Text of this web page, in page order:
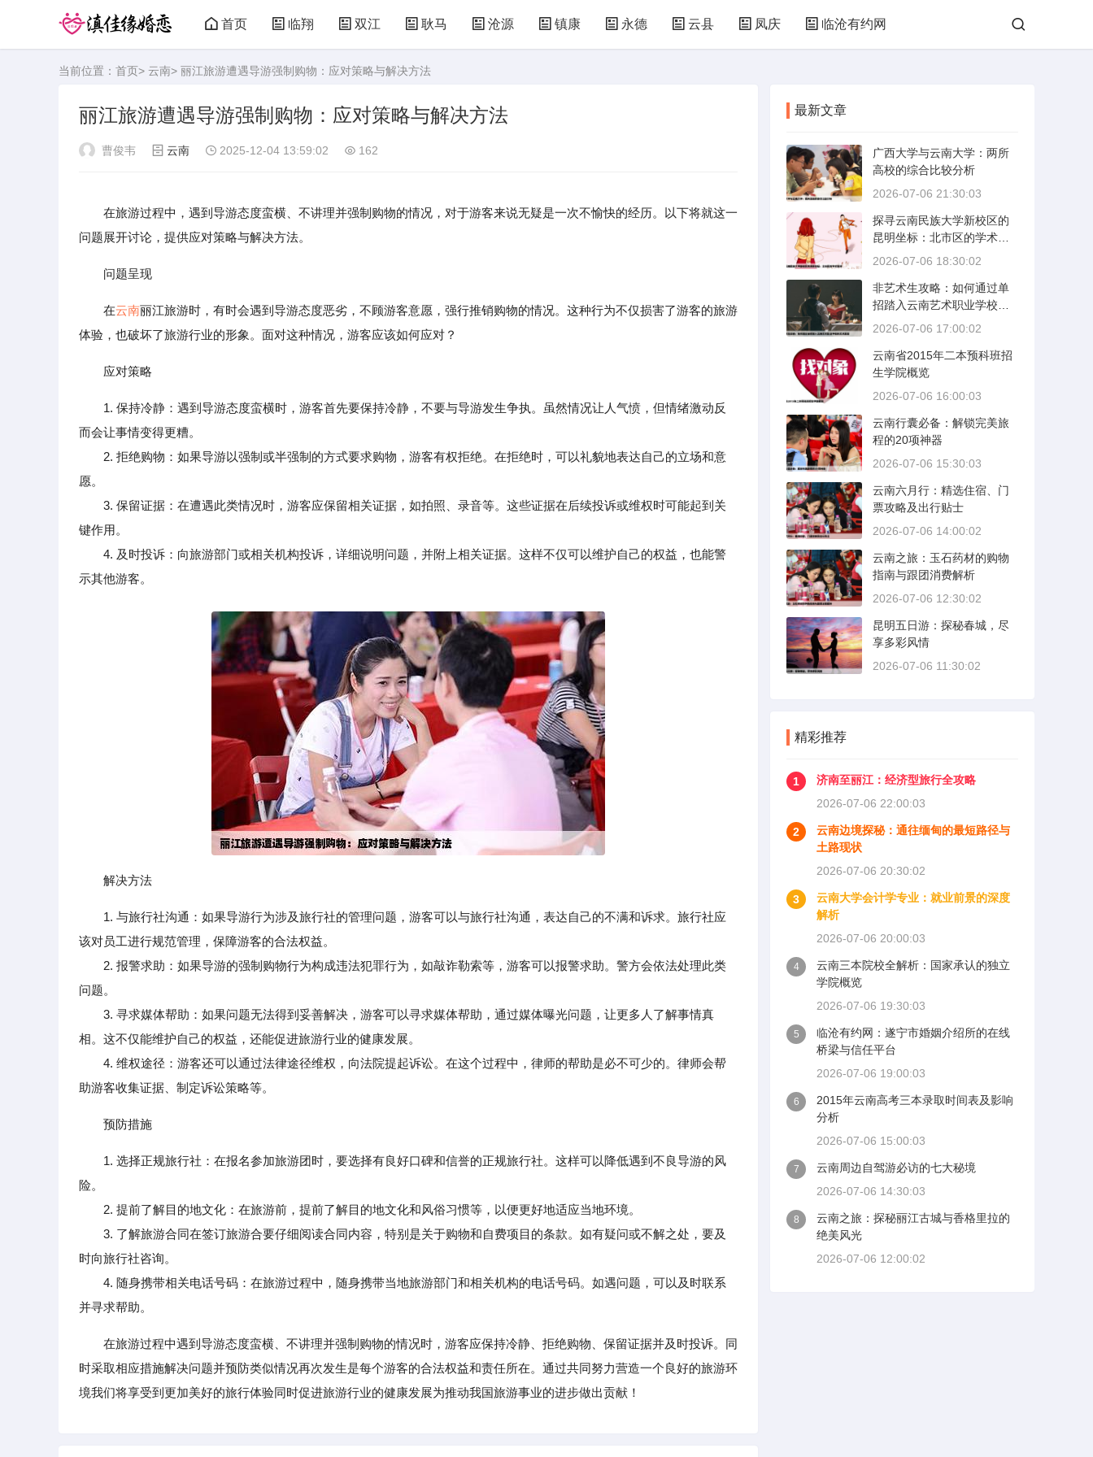
首页 临翔 双江 耿马 沧源 镇康 永德 云县 凤庆 临沧有约网
当前位置： 首页> 云南> 丽江旅游遭遇导游强制购物：应对策略与解决方法
丽江旅游遭遇导游强制购物：应对策略与解决方法
曹俊韦 云南 2025-12-04 13:59:02 162
在旅游过程中，遇到导游态度蛮横、不讲理并强制购物的情况，对于游客来说无疑是一次不愉快的经历。以下将就这一
问题展开讨论，提供应对策略与解决方法。
问题呈现
在云南丽江旅游时，有时会遇到导游态度恶劣，不顾游客意愿，强行推销购物的情况。这种行为不仅损害了游客的旅游
体验，也破坏了旅游行业的形象。面对这种情况，游客应该如何应对？
应对策略
1. 保持冷静：遇到导游态度蛮横时，游客首先要保持冷静，不要与导游发生争执。虽然情况让人气愤，但情绪激动反
而会让事情变得更糟。
2. 拒绝购物：如果导游以强制或半强制的方式要求购物，游客有权拒绝。在拒绝时，可以礼貌地表达自己的立场和意
愿。
3. 保留证据：在遭遇此类情况时，游客应保留相关证据，如拍照、录音等。这些证据在后续投诉或维权时可能起到关
键作用。
4. 及时投诉：向旅游部门或相关机构投诉，详细说明问题，并附上相关证据。这样不仅可以维护自己的权益，也能警
示其他游客。
解决方法
1. 与旅行社沟通：如果导游行为涉及旅行社的管理问题，游客可以与旅行社沟通，表达自己的不满和诉求。旅行社应
该对员工进行规范管理，保障游客的合法权益。
2. 报警求助：如果导游的强制购物行为构成违法犯罪行为，如敲诈勒索等，游客可以报警求助。警方会依法处理此类
问题。
3. 寻求媒体帮助：如果问题无法得到妥善解决，游客可以寻求媒体帮助，通过媒体曝光问题，让更多人了解事情真
相。这不仅能维护自己的权益，还能促进旅游行业的健康发展。
4. 维权途径：游客还可以通过法律途径维权，向法院提起诉讼。在这个过程中，律师的帮助是必不可少的。律师会帮
助游客收集证据、制定诉讼策略等。
预防措施
1. 选择正规旅行社：在报名参加旅游团时，要选择有良好口碑和信誉的正规旅行社。这样可以降低遇到不良导游的风
险。
2. 提前了解目的地文化：在旅游前，提前了解目的地文化和风俗习惯等，以便更好地适应当地环境。
3. 了解旅游合同在签订旅游合要仔细阅读合同内容，特别是关于购物和自费项目的条款。如有疑问或不解之处，要及
时向旅行社咨询。
4. 随身携带相关电话号码：在旅游过程中，随身携带当地旅游部门和相关机构的电话号码。如遇问题，可以及时联系
并寻求帮助。
在旅游过程中遇到导游态度蛮横、不讲理并强制购物的情况时，游客应保持冷静、拒绝购物、保留证据并及时投诉。同
时采取相应措施解决问题并预防类似情况再次发生是每个游客的合法权益和责任所在。通过共同努力营造一个良好的旅游环
境我们将享受到更加美好的旅行体验同时促进旅游行业的健康发展为推动我国旅游事业的进步做出贡献！
最新文章
广西大学与云南大学：两所
高校的综合比较分析
2026-07-06 21:30:03
探寻云南民族大学新校区的
昆明坐标：北市区的学术绿
洲
2026-07-06 18:30:02
非艺术生攻略：如何通过单
招踏入云南艺术职业学校的
艺术殿堂
2026-07-06 17:00:02
云南省2015年二本预科班招
生学院概览
2026-07-06 16:00:03
云南行囊必备：解锁完美旅
程的20项神器
2026-07-06 15:30:03
云南六月行：精选住宿、门
票攻略及出行贴士
2026-07-06 14:00:02
云南之旅：玉石药材的购物
指南与跟团消费解析
2026-07-06 12:30:02
昆明五日游：探秘春城，尽
享多彩风情
2026-07-06 11:30:02
精彩推荐
1
济南至丽江：经济型旅行全攻略
2026-07-06 22:00:03
2
云南边境探秘：通往缅甸的最短路径与
土路现状
2026-07-06 20:30:02
3
云南大学会计学专业：就业前景的深度
解析
2026-07-06 20:00:03
4
云南三本院校全解析：国家承认的独立
学院概览
2026-07-06 19:30:03
5
临沧有约网：遂宁市婚姻介绍所的在线
桥梁与信任平台
2026-07-06 19:00:03
6
2015年云南高考三本录取时间表及影响
分析
2026-07-06 15:00:03
7
云南周边自驾游必访的七大秘境
2026-07-06 14:30:03
8
云南之旅：探秘丽江古城与香格里拉的
绝美风光
2026-07-06 12:00:02